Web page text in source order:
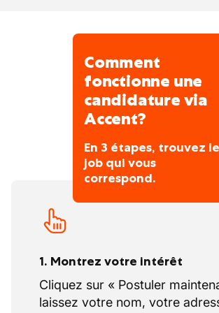
Comment
fonctionne une
candidature via
Accent?
En 3 étapes, trouvez le
job qui vous
correspond.
1. Montrez votre intérêt
Cliquez sur « Postuler
laissez votre nom, votre